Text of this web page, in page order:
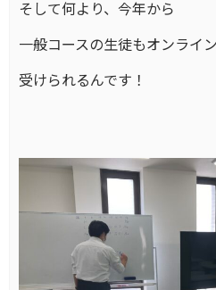
そして何より、今年から
一般コースの生徒もオンライ
受けられるんです！